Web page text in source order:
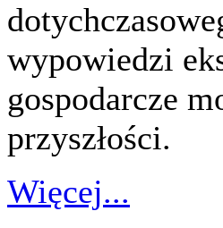
wypowiedzi
gospodarcze
przyszłości.
Więcej...